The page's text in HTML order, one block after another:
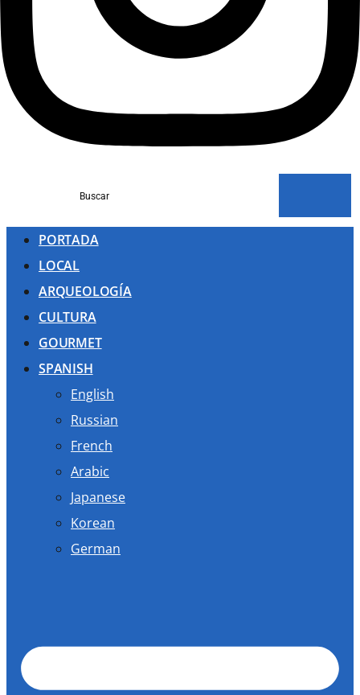
Buscar
PORTADA
LOCAL
ARQUEOLOGÍA
CULTURA
GOURMET
SPANISH
English
Russian
French
Arabic
Japanese
Korean
German